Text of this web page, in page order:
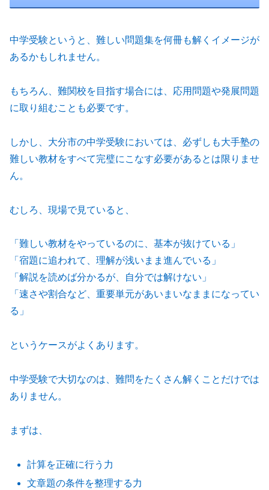
中学受験というと、難しい問題集を何冊も解くイメージが
あるかもしれません。
もちろん、難関校を目指す場合には、応用問題や発展問題
に取り組むことも必要です。
しかし、大分市の中学受験においては、必ずしも大手塾の
難しい教材をすべて完璧にこなす必要があるとは限りませ
ん。
むしろ、現場で見ていると、
「難しい教材をやっているのに、基本が抜けている」
「宿題に追われて、理解が浅いまま進んでいる」
「解説を読めば分かるが、自分では解けない」
「速さや割合など、重要単元があいまいなままになってい
る」
というケースがよくあります。
中学受験で大切なのは、難問をたくさん解くことだけでは
ありません。
まずは、
計算を正確に行う力
文章題の条件を整理する力